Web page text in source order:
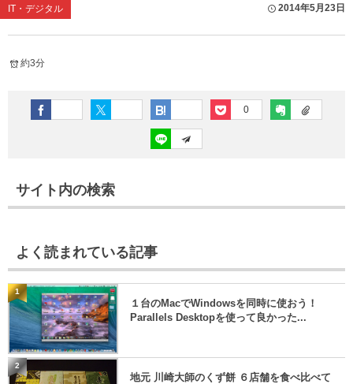
IT・デジタル 2014年5月23日
約3分
0
サイト内の検索
よく読まれている記事
1
１台のMacでWindowsを同時に使おう！
Parallels Desktopを使って良かった...
2
地元 川崎大師のくず餅 ６店舗を食べ比べて